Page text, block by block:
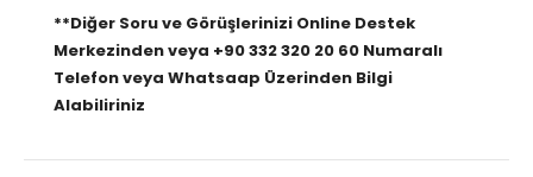
**Diğer Soru ve Görüşlerinizi Online Destek
Merkezinden veya +90 332 320 20 60 Numaralı
Telefon veya Whatsaap Üzerinden Bilgi
Alabiliriniz